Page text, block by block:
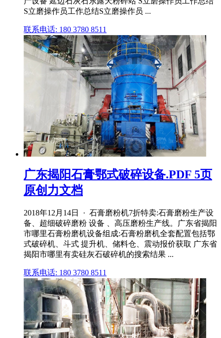
S立磨操作员工作总结S立磨操作员 ...
联系电话: 180 3780 8511
广东揭阳石膏鄂式破碎设备.PDF 5页
原创力文档
2018年12月14日 · 石膏磨粉机7折特卖:石膏磨粉生产设
备、超细破碎磨粉 设备 、高压磨粉生产线。广东省揭阳
市哪里石膏粉磨机设备组成:石膏粉磨机全套配置包括鄂
式破碎机、斗式 提升机、储料仓、震动报价获取 广东省
揭阳市哪里有卖硅灰石破碎机的搜索结果 ...
联系电话: 180 3780 8511